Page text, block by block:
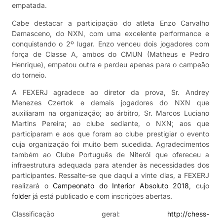
empatada.
Cabe destacar a participação do atleta Enzo Carvalho
Damasceno, do NXN, com uma excelente performance e
conquistando o 2º lugar. Enzo venceu dois jogadores com
força de Classe A, ambos do CMUN (Matheus e Pedro
Henrique), empatou outra e perdeu apenas para o campeão
do torneio.
A FEXERJ agradece ao diretor da prova, Sr. Andrey
Menezes Czertok e demais jogadores do NXN que
auxiliaram na organização; ao árbitro, Sr. Marcos Luciano
Martins Pereira; ao clube sediante, o NXN; aos que
participaram e aos que foram ao clube prestigiar o evento
cuja organização foi muito bem sucedida. Agradecimentos
também ao Clube Português de Niterói que ofereceu a
infraestrutura adequada para atender às necessidades dos
participantes. Ressalte-se que daqui a vinte dias, a FEXERJ
realizará oCampeonato do Interior Absoluto 2018, cujo
folder já está publicado e com inscrições abertas.
Classificação geral: http://chess-